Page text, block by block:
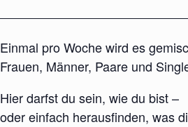
Einmal pro Woche wird es
Frauen, Männer, Paare und
Hier darfst du sein, wie du bist –
oder einfach herausfinden, was